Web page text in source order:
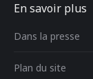
En savoir plus
Dans la presse
Plan du site